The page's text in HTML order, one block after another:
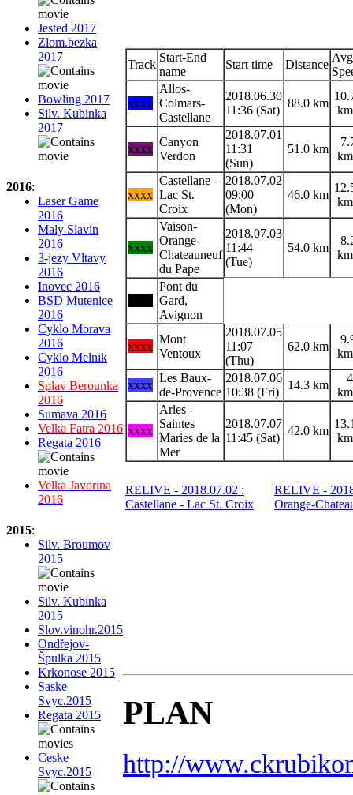
Jested 2017
Zlom.bezka
2017
Bowling 2017
Silv. Kubinka
2017
2016:
Laser Game
2016
Maly Slavin
2016
3-jezy Vltavy
2016
Inovec 2016
BSD Mutenice
2016
Cyklo Morava
2016
Cyklo Melnik
2016
Splav Berounka
2016
Sumava 2016
Velka Fatra 2016
Regata 2016
Velka Javorina
2016
2015:
Silv. Broumov
2015
Silv. Kubinka
2015
Slov.vinohr.2015
Ondřejov-
Špulka 2015
Krkonose 2015
Saske
Svyc.2015
Regata 2015
Ceske
Svyc.2015
Track
Start-End
name
Start time Distance
Avg
xxxx
Allos-
Colmars-
Castellane
2018.06.30
11:36 (Sat)
88.0 km
xxxx
Canyon
Verdon
2018.07.01
11:31
(Sun)
51.0 km
xxxx
Castellane -
Lac St.
Croix
2018.07.02
09:00
(Mon)
46.0 km
xxxx
Vaison-
Orange-
Chateauneuf
du Pape
2018.07.03
11:44
(Tue)
54.0 km
Pont du
Gard,
Avignon
xxxx
Mont
Ventoux
2018.07.05
11:07
(Thu)
62.0 km
xxxx
Les Baux-
de-Provence
2018.07.06
10:38 (Fri)
14.3 km
xxxx
Arles -
Saintes
Maries de la
Mer
2018.07.07
11:45 (Sat)
42.0 km
RELIVE - 2018.07.02 :
Castellane - Lac St. Croix
RELIVE -
Orange-
PLAN
http://